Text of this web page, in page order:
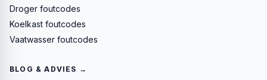
Droger foutcodes
Koelkast foutcodes
Vaatwasser foutcodes
BLOG & ADVIES →